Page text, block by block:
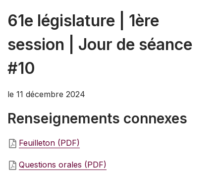
61e législature | 1ère
session | Jour de séance
#10
le 11 décembre 2024
Renseignements connexes
Feuilleton (PDF)
Questions orales (PDF)